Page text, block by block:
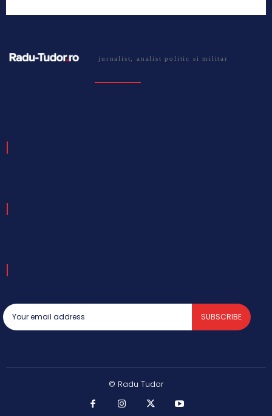
jurnalist, analist politic si militar
SUBSCRIBE
© Radu Tudor